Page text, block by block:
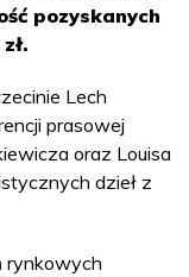
pozyskanych
Lech
prasowej
oraz Louisa
dzieł z
rynkowych